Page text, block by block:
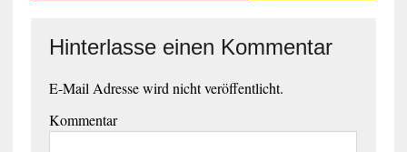
Hinterlasse einen Kommentar
E-Mail Adresse wird nicht veröffentlicht.
Kommentar